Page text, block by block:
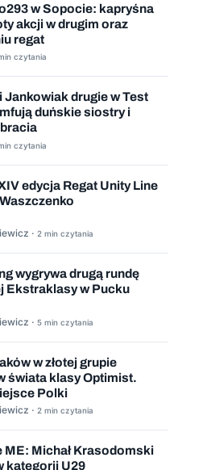
w Sopocie: kapryśna
akcji w drugim oraz
regat
czytania
Jankowiak drugie w Test
duńskie siostry i
czytania
edycja Regat Unity Line
· 2 min czytania
wygrywa drugą rundę
Ekstraklasy w Pucku
· 5 min czytania
w złotej grupie
świata klasy Optimist.
Polki
· 2 min czytania
ME: Michał Krasodomski
kategorii U29